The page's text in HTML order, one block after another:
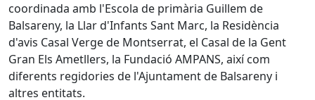
coordinada amb l'Escola de primària Guillem de
Balsareny, la Llar d'Infants Sant Marc, la Residència
d'avis Casal Verge de Montserrat, el Casal de la Gent
Gran Els Ametllers, la Fundació AMPANS, així com
diferents regidories de l'Ajuntament de Balsareny i
altres entitats.